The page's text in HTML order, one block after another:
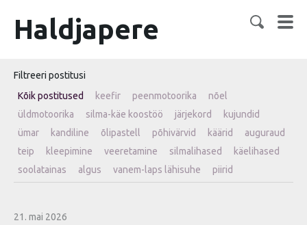
Haldjapere
Filtreeri postitusi
Kõik postitused
keefir peenmotoorika
nõel
üldmotoorika
silma-käe koostöö järjekord
kujundid
ümar
kandiline õlipastell põhivärvid käärid
auguraud
teip
kleepimine veeretamine silmalihased
käelihased
soolatainas
algus vanem-laps lähisuhe piirid
21. mai 2026